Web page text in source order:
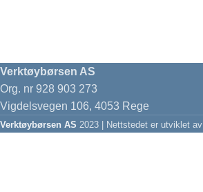
Verktøybørsen AS
Org. nr 928 903 273
Vigdelsvegen 106, 4053 Rege
Verktøybørsen AS 2023 | Nettstedet er utviklet av